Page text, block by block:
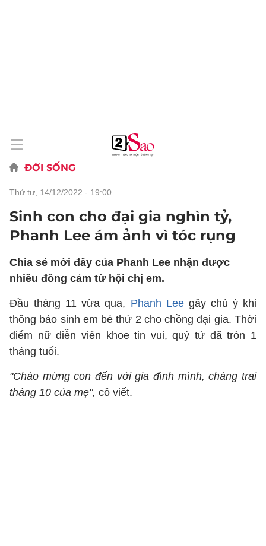
ĐỜI SỐNG
thứ tư, 14/12/2022 - 19:00
Sinh con cho đại gia nghìn tỷ,
Phanh Lee ám ảnh vì tóc rụng
Chia sẻ mới đây của Phanh Lee nhận được
nhiều đồng cảm từ hội chị em.
Đầu tháng 11 vừa qua, Phanh Leegây chú ý khi
thông báo sinh em bé thứ 2 cho chồng đại gia. Thời
điểm nữ diễn viên khoe tin vui, quý tử đã tròn 1
tháng tuổi.
"Chào mừng con đến với gia đình mình, chàng trai
tháng 10 của mẹ", cô viết.